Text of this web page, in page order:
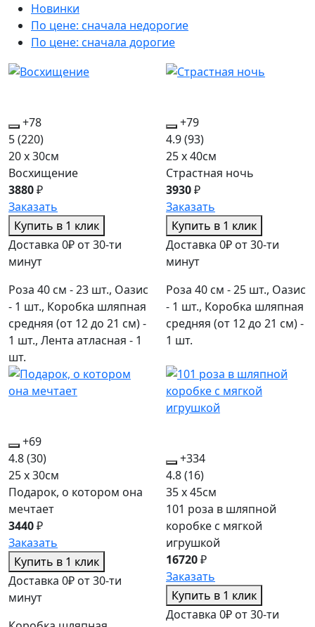
Новинки
По цене: сначала недорогие
По цене: сначала дорогие
+78
5(220)
20 x 30см
Восхищение
3880₽
Заказать
Купить в 1 клик
Доставка 0₽ от 30-ти
минут
Роза 40 см - 23 шт., Оазис
- 1 шт., Коробка шляпная
средняя (от 12 до 21 см) -
1 шт., Лента атласная - 1
шт.
+79
4.9(93)
25 x 40см
Страстная ночь
3930₽
Заказать
Купить в 1 клик
Доставка 0₽ от 30-ти
минут
Роза 40 см - 25 шт., Оазис
- 1 шт., Коробка шляпная
средняя (от 12 до 21 см) -
1 шт.
+69
4.8(30)
25 x 30см
Подарок, о котором она
мечтает
3440₽
Заказать
Купить в 1 клик
Доставка 0₽ от 30-ти
минут
+334
4.8(16)
35 x 45см
101 роза в шляпной
коробке c мягкой
игрушкой
16720₽
Заказать
Купить в 1 клик
Доставка 0₽ от 30-ти